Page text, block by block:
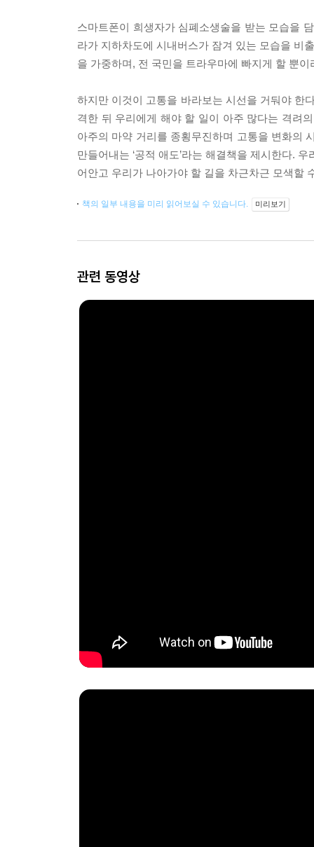
스마트폰이 희생자가 심폐소생술을 받는 모습을
라가 지하차도에 시내버스가 잠겨 있는 모습을 비
을 가중하며, 전 국민을 트라우마에 빠지게 할 뿐
하지만 이것이 고통을 바라보는 시선을 거둬야 한
격한 뒤 우리에게 해야 할 일이 아주 많다는 격려
아주의 마약 거리를 종횡무진하며 고통을 변화의
만들어내는 ‘공적 애도’라는 해결책을 제시한다.
어안고 우리가 나아가야 할 길을 차근차근 모색할
책의 일부 내용을 미리 읽어보실 수 있습니다. 미리보기
관련 동영상